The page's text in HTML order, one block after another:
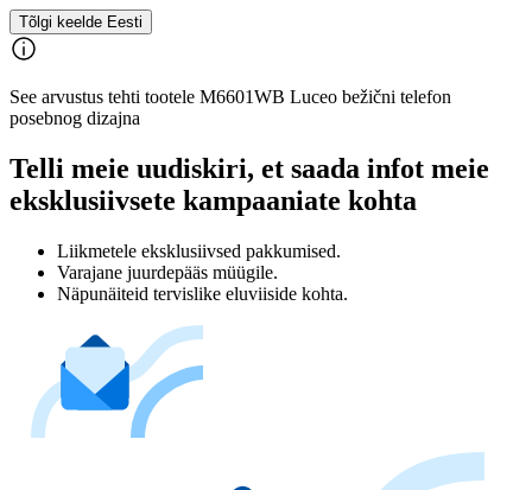
Tõlgi keelde Eesti
See arvustus tehti tootele M6601WB Luceo bežični telefon
posebnog dizajna
Telli meie uudiskiri, et saada infot meie
eksklusiivsete kampaaniate kohta
Liikmetele eksklusiivsed pakkumised.
Varajane juurdepääs müügile.
Näpunäiteid tervislike eluviiside kohta.